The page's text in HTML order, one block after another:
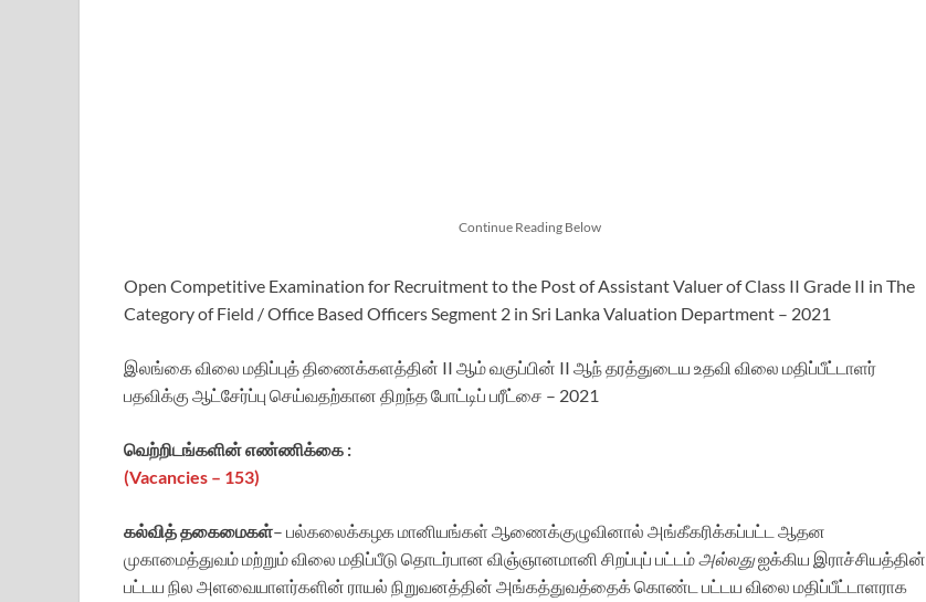
Continue Reading Below
Open Competitive Examination for Recruitment to the Post of Assistant Valuer of Class II Grade II in The
Category of Field / Office Based Officers Segment 2 in Sri Lanka Valuation Department – 2021
இலங்கை விலை மதிப்புத் திணைக்களத்தின் II ஆம் வகுப்பின் II ஆந் தரத்துடைய உதவி விலை மதிப்பீட்டாளர்
பதவிக்கு ஆட்சேர்ப்பு செய்வதற்கான திறந்த போட்டிப் பரீட்சை – 2021
வெற்றிடங்களின் எண்ணிக்கை :
(Vacancies – 153)
கல்வித் தகைமைகள்– பல்கலைக்கழக மானியங்கள் ஆணைக்குழுவினால் அங்கீகரிக்கப்பட்ட ஆதன
முகாமைத்துவம் மற்றும் விலை மதிப்பீடு தொடர்பான விஞ்ஞானமானி சிறப்புப் பட்டம்அல்லதுஐக்கிய இராச்சியத்தின்
பட்டய நில அளவையாளர்களின் ராயல் நிறுவனத்தின் அங்கத்துவத்தைக் கொண்ட பட்டய விலை மதிப்பீட்டாளராக